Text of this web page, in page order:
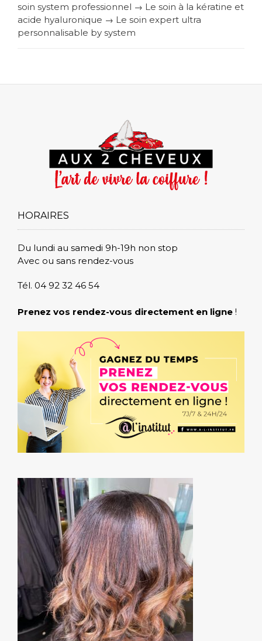
soin system professionnel → Le soin à la kératine et
acide hyaluronique → Le soin expert ultra
personnalisable by system
HORAIRES
Du lundi au samedi 9h-19h non stop
Avec ou sans rendez-vous
Tél. 04 92 32 46 54
Prenez vos rendez-vous directement en ligne !